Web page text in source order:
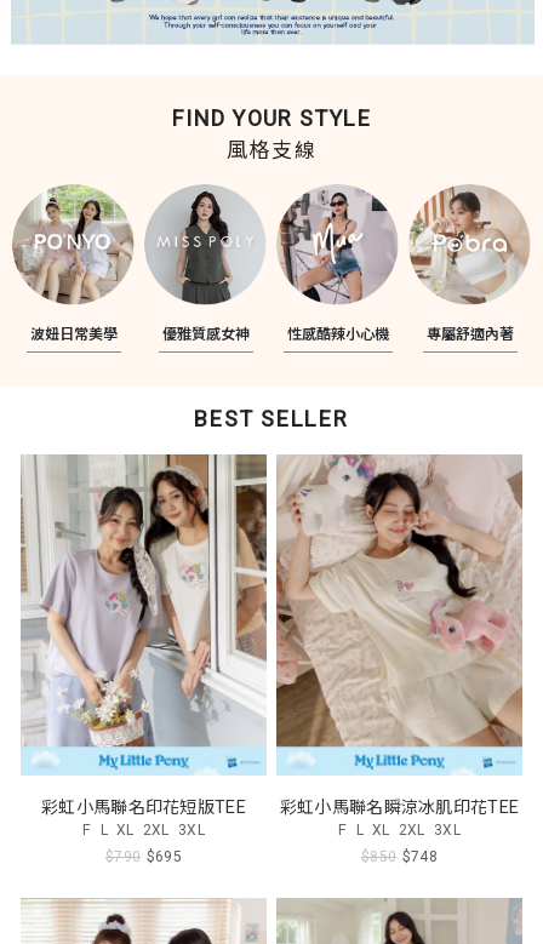
FIND YOUR STYLE
風格支線
波妞日常美學 優雅質感女神 性感酷辣小心機 專屬舒適內著
BEST SELLER
彩虹小馬聯名印花短版TEE
F L XL 2XL 3XL
$790 $695
彩虹小馬聯名瞬涼冰肌印花TEE
F L XL 2XL 3XL
$850 $748